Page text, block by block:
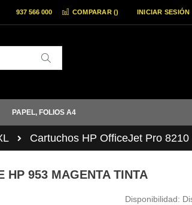
COMPARAR () INICIAR SESIÓN
937 566 000
PAPEL, FOLIOS A4
Cartuchos HP OfficeJet Pro 8210
HP 953 MAGENTA TINTA
Disponibilidad: